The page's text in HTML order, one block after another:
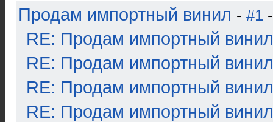
Продам импортный винил - #1
RE: Продам импортный винил
RE: Продам импортный винил
RE: Продам импортный винил
RE: Продам импортный винил